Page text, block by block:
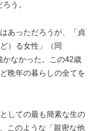
う。
あっただろうが、「貞
）る女性」（同
かなかった。この42歳
晩年の暮らしの全てを
しての最も簡素な生の
このような「親密な他